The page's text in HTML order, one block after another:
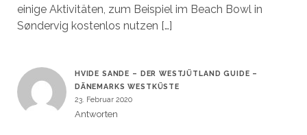
einige Aktivitäten, zum Beispiel im Beach Bowl in
Søndervig kostenlos nutzen […]
HVIDE SANDE – DER WESTJÜTLAND GUIDE –
DÄNEMARKS WESTKÜSTE
23. Februar 2020
Antworten